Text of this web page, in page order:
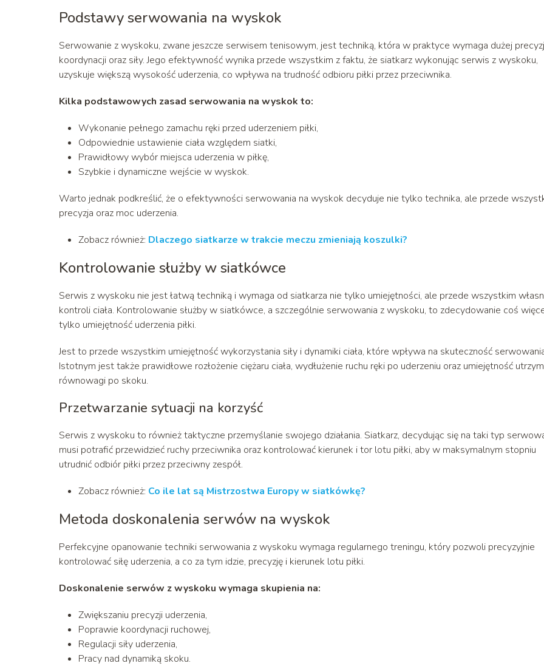
Podstawy serwowania na wyskok
Serwowanie z wyskoku, zwane jeszcze serwisem tenisowym, jest techniką, która w praktyce wymaga dużej
koordynacji oraz siły. Jego efektywność wynika przede wszystkim z faktu, że siatkarz wykonując serwis z wyskoku,
uzyskuje większą wysokość uderzenia, co wpływa na trudność odbioru piłki przez przeciwnika.
Kilka podstawowych zasad serwowania na wyskok to:
Wykonanie pełnego zamachu ręki przed uderzeniem piłki,
Odpowiednie ustawienie ciała względem siatki,
Prawidłowy wybór miejsca uderzenia w piłkę,
Szybkie i dynamiczne wejście w wyskok.
Warto jednak podkreślić, że o efektywności serwowania na wyskok decyduje nie tylko technika, ale przede
precyzja oraz moc uderzenia.
Zobacz również: Dlaczego siatkarze w trakcie meczu zmieniają koszulki?
Kontrolowanie służby w siatkówce
Serwis z wyskoku nie jest łatwą techniką i wymaga od siatkarza nie tylko umiejętności, ale przede wszystkim
kontroli ciała. Kontrolowanie służby w siatkówce, a szczególnie serwowania z wyskoku, to zdecydowanie coś
tylko umiejętność uderzenia piłki.
Jest to przede wszystkim umiejętność wykorzystania siły i dynamiki ciała, które wpływa na skuteczność
Istotnym jest także prawidłowe rozłożenie ciężaru ciała, wydłużenie ruchu ręki po uderzeniu oraz umiejętność
równowagi po skoku.
Przetwarzanie sytuacji na korzyść
Serwis z wyskoku to również taktyczne przemyślanie swojego działania. Siatkarz, decydując się na taki typ
musi potrafić przewidzieć ruchy przeciwnika oraz kontrolować kierunek i tor lotu piłki, aby w maksymalnym stopniu
utrudnić odbiór piłki przez przeciwny zespół.
Zobacz również: Co ile lat są Mistrzostwa Europy w siatkówkę?
Metoda doskonalenia serwów na wyskok
Perfekcyjne opanowanie techniki serwowania z wyskoku wymaga regularnego treningu, który pozwoli precyzyjnie
kontrolować siłę uderzenia, a co za tym idzie, precyzję i kierunek lotu piłki.
Doskonalenie serwów z wyskoku wymaga skupienia na:
Zwiększaniu precyzji uderzenia,
Poprawie koordynacji ruchowej,
Regulacji siły uderzenia,
Pracy nad dynamiką skoku.